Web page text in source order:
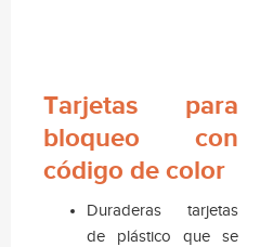
Tarjetas para
bloqueo con
código de color
Duraderas tarjetas
de plástico que se